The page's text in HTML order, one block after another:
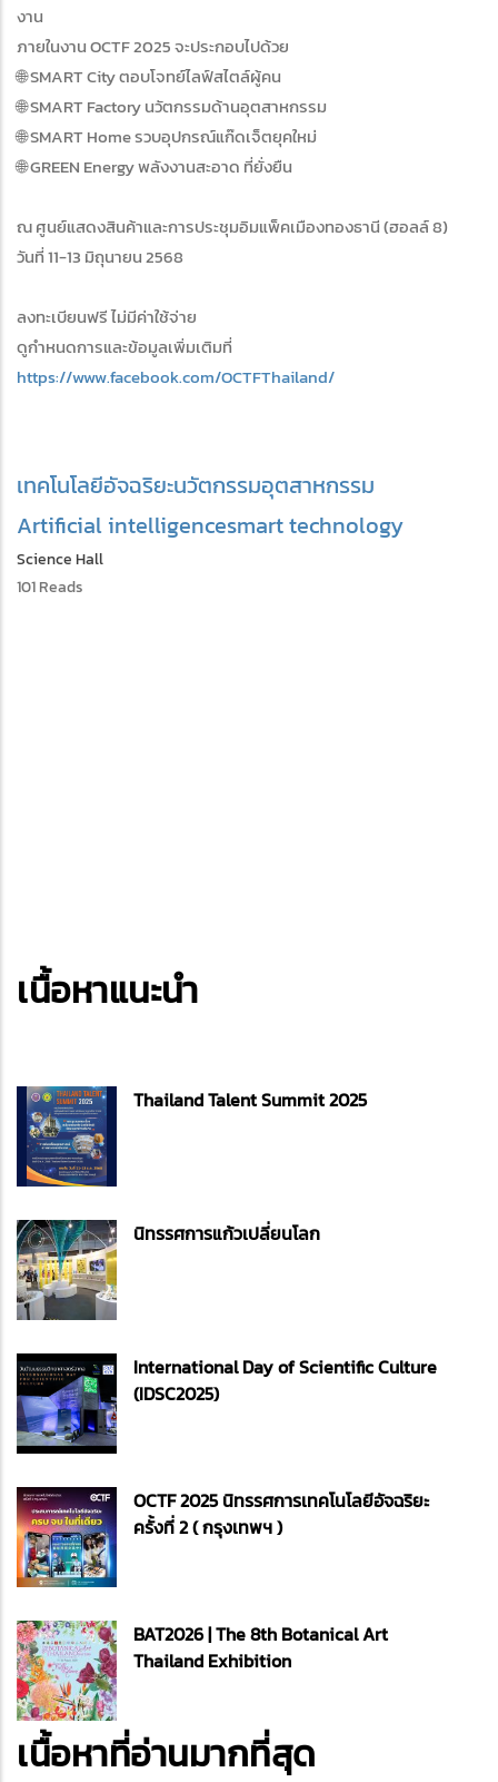
งาน
ภายในงาน OCTF 2025 จะประกอบไปด้วย
🌐 SMART City ตอบโจทย์ไลฟ์สไตล์ผู้คน
🌐 SMART Factory นวัตกรรมด้านอุตสาหกรรม
🌐 SMART Home รวบอุปกรณ์แก๊ดเจ็ตยุคใหม่
🌐 GREEN Energy พลังงานสะอาด ที่ยั่งยืน
ณ ศูนย์แสดงสินค้าและการประชุมอิมแพ็คเมืองทองธานี (ฮอลล์ 8)
วันที่ 11-13 มิถุนายน 2568
ลงทะเบียนฟรี ไม่มีค่าใช้จ่าย
ดูกำหนดการและข้อมูลเพิ่มเติมที่
https://www.facebook.com/OCTFThailand/
เทคโนโลยีอัจฉริยะนวัตกรรมอุตสาหกรรม
Artificial intelligencesmart technology
Science Hall
101 Reads
เนื้อหาแนะนำ
Thailand Talent Summit 2025
นิทรรศการแก้วเปลี่ยนโลก
International Day of Scientific Culture
(IDSC2025)
OCTF 2025 นิทรรศการเทคโนโลยีอัจฉริยะ
ครั้งที่ 2 ( กรุงเทพฯ )
BAT2026 | The 8th Botanical Art
Thailand Exhibition
เนื้อหาที่อ่านมากที่สุด